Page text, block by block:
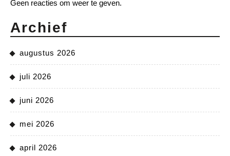
Geen reacties om weer te geven.
Archief
augustus 2026
juli 2026
juni 2026
mei 2026
april 2026